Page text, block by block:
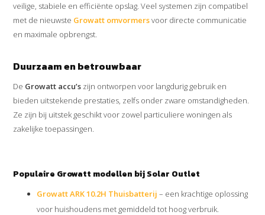
veilige, stabiele en efficiënte opslag. Veel systemen zijn compatibel
met de nieuwste Growatt omvormersvoor directe communicatie
en maximale opbrengst.
Duurzaam en betrouwbaar
De Growatt accu’s zijn ontworpen voor langdurig gebruik en
bieden uitstekende prestaties, zelfs onder zware omstandigheden.
Ze zijn bij uitstek geschikt voor zowel particuliere woningen als
zakelijke toepassingen.
Populaire Growatt modellen bij Solar Outlet
Growatt ARK 10.2H Thuisbatterij – een krachtige oplossing
voor huishoudens met gemiddeld tot hoog verbruik.